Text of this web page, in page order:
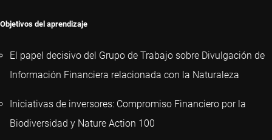
Objetivos del aprendizaje
El papel decisivo del Grupo de Trabajo sobre Divulgación de
Información Financiera relacionada con la Naturaleza
Iniciativas de inversores: Compromiso Financiero por la
Biodiversidad y Nature Action 100